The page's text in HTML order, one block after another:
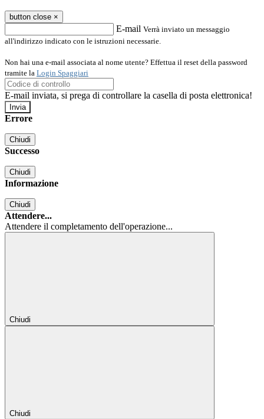
button close ×
E-mail Verrà inviato un messaggio
all'indirizzo indicato con le istruzioni necessarie.
Non hai una e-mail associata al nome utente? Effettua il reset della password
tramite la Login Spaggiari
E-mail inviata, si prega di controllare la casella di posta elettronica!
Errore
Chiudi
Successo
Chiudi
Informazione
Chiudi
Attendere...
Attendere il completamento dell'operazione...
Chiudi
Chiudi